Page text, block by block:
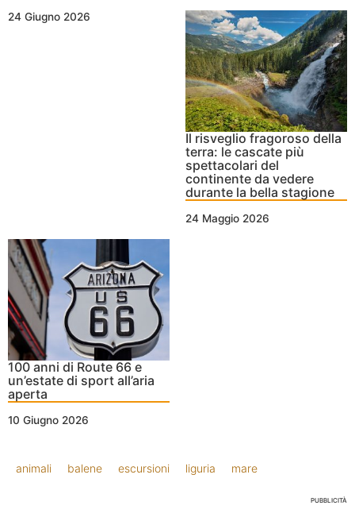
24 Giugno 2026
Il risveglio fragoroso della
terra: le cascate più
spettacolari del
continente da vedere
durante la bella stagione
24 Maggio 2026
100 anni di Route 66 e
un’estate di sport all’aria
aperta
10 Giugno 2026
animali balene escursioni liguria mare
PUBBLICITÀ